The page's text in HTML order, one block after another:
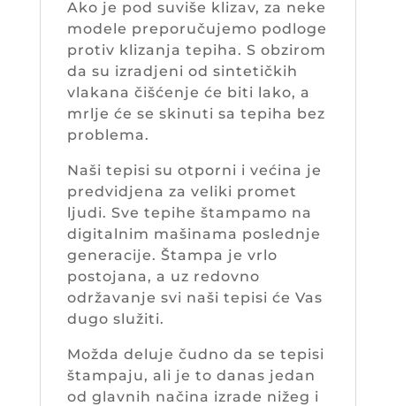
Ako je pod suviše klizav, za neke
modele preporučujemo podloge
protiv klizanja tepiha. S obzirom
da su izradjeni od sintetičkih
vlakana čišćenje će biti lako, a
mrlje će se skinuti sa tepiha bez
problema.
Naši tepisi su otporni i većina je
predvidjena za veliki promet
ljudi. Sve tepihe štampamo na
digitalnim mašinama poslednje
generacije. Štampa je vrlo
postojana, a uz redovno
održavanje svi naši tepisi će Vas
dugo služiti.
Možda deluje čudno da se tepisi
štampaju, ali je to danas jedan
od glavnih načina izrade nižeg i